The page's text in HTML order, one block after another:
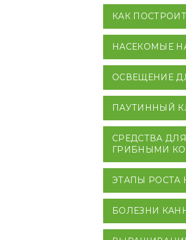
КАК
НАСЕКОМЫЕ
ОСВЕЩЕНИЕ
ПАУТИННЫЙ
СРЕДСТВА
ГРИБНЫМИ
ЭТАПЫ РОСТА
БОЛЕЗНИ